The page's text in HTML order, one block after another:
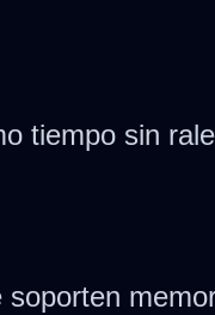
tiempo sin